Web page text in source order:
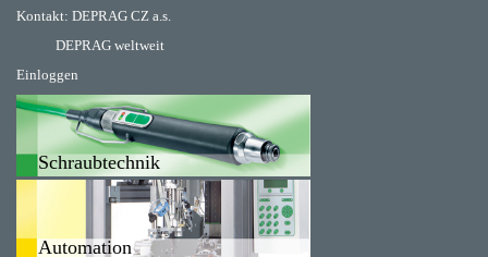
Kontakt: DEPRAG CZ a.s.
DEPRAG weltweit
Einloggen
Schraubtechnik
Automation